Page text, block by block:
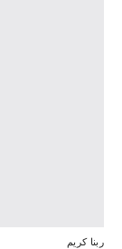
ربنا كريم